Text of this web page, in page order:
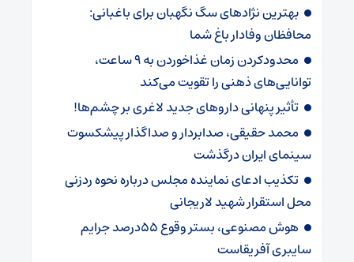
بهترین نژادهای سگ نگهبان برای باغبانی:
محافظان وفادار باغ شما
محدودکردن زمان غذاخوردن به ۹ ساعت،
توانایی‌های ذهنی را تقویت می‌کند
تأثیر پنهانی داروهای جدید لاغری بر چشم‌ها!
محمد حقیقی، صدابردار و صداگذار پیشکسوت
سینمای ایران درگذشت
تکذیب ادعای نماینده مجلس درباره نحوه ردزنی
محل استقرار شهید لاریجانی
هوش مصنوعی، بستر وقوع 55درصد جرایم
سایبری آفریقاست